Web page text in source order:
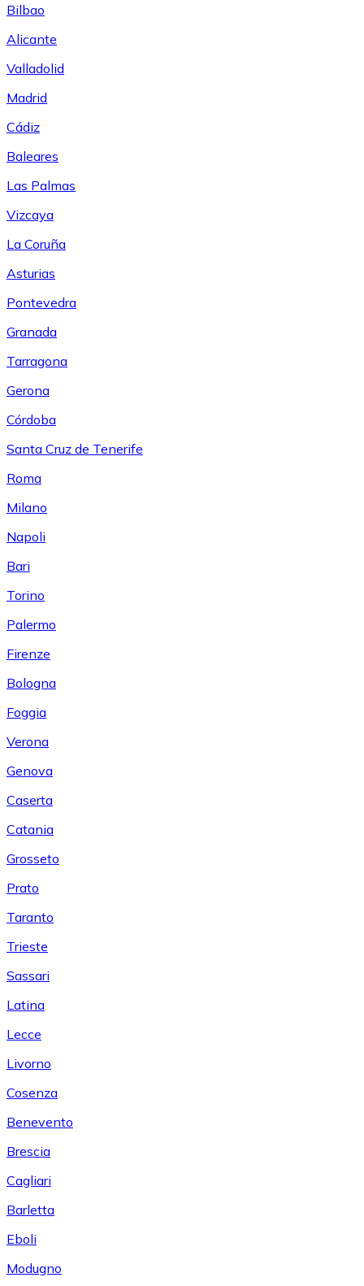
Bilbao
Alicante
Valladolid
Madrid
Cádiz
Baleares
Las Palmas
Vizcaya
La Coruña
Asturias
Pontevedra
Granada
Tarragona
Gerona
Córdoba
Santa Cruz de Tenerife
Roma
Milano
Napoli
Bari
Torino
Palermo
Firenze
Bologna
Foggia
Verona
Genova
Caserta
Catania
Grosseto
Prato
Taranto
Trieste
Sassari
Latina
Lecce
Livorno
Cosenza
Benevento
Brescia
Cagliari
Barletta
Eboli
Modugno